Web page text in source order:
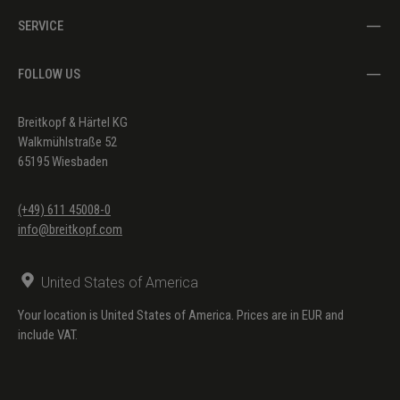
Hessenberg, Kurt (Weihnachten/
SERVICE
FOLLOW US
Breitkopf & Härtel KG
Walkmühlstraße 52
65195 Wiesbaden
(+49) 611 45008-0
info@breitkopf.com
United States of America
Your location is United States of America. Prices are in EUR and
include VAT.